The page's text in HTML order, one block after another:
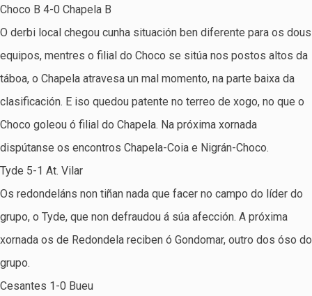
Choco B 4-0 Chapela B
O derbi local chegou cunha situación ben diferente para os dous
equipos, mentres o filial do Choco se sitúa nos postos altos da
táboa, o Chapela atravesa un mal momento, na parte baixa da
clasificación. E iso quedou patente no terreo de xogo, no que o
Choco goleou ó filial do Chapela. Na próxima xornada
dispútanse os encontros Chapela-Coia e Nigrán-Choco.
Tyde 5-1 At. Vilar
Os redondeláns non tiñan nada que facer no campo do líder do
grupo, o Tyde, que non defraudou á súa afección. A próxima
xornada os de Redondela reciben ó Gondomar, outro dos óso do
grupo.
Cesantes 1-0 Bueu